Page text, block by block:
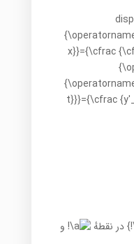
در نقطهٔ
و